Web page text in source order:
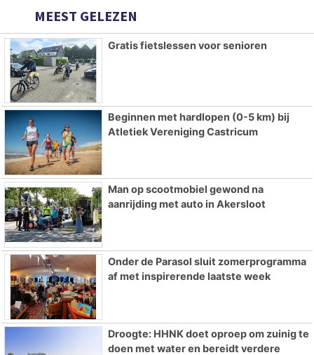
MEEST GELEZEN
Gratis fietslessen voor senioren
Beginnen met hardlopen (0-5 km) bij
Atletiek Vereniging Castricum
Man op scootmobiel gewond na
aanrijding met auto in Akersloot
Onder de Parasol sluit zomerprogramma
af met inspirerende laatste week
Droogte: HHNK doet oproep om zuinig te
doen met water en bereidt verdere